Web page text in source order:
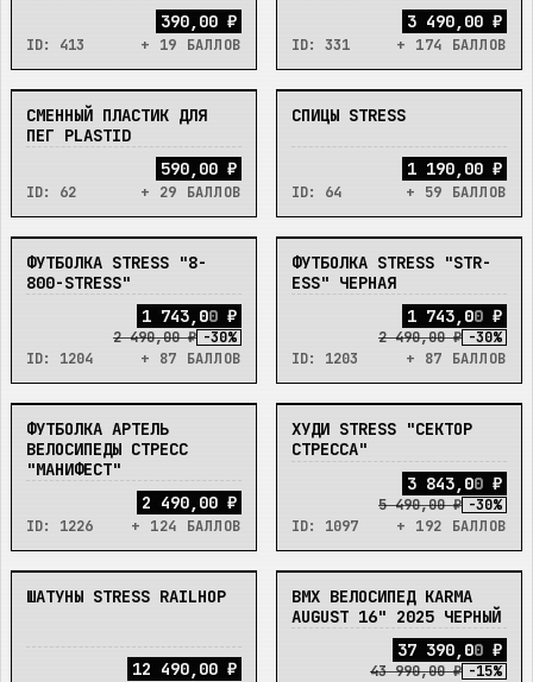
ID: 413
390,00 ₽
+ 19 БАЛЛОВ ID: 331
3 490,00 ₽
+ 174 БАЛЛОВ
В_НАЛИЧИИ
СМЕННЫЙ ПЛАСТИК ДЛЯ
ПЕГ PLASTID
ID: 62
590,00 ₽
+ 29 БАЛЛОВ
В_НАЛИЧИИ
СПИЦЫ STRESS
ID: 64
1 190,00 ₽
+ 59 БАЛЛОВ
В_НАЛИЧИИ
ФУТБОЛКА STRESS "8-
800-STRESS"
ID: 1204
1 743,00 ₽
2 490,00 ₽ -30%
+ 87 БАЛЛОВ
В_НАЛИЧИИ
ФУТБОЛКА STRESS "STR-
ESS" ЧЕРНАЯ
ID: 1203
1 743,00 ₽
2 490,00 ₽ -30%
+ 87 БАЛЛОВ
В_НАЛИЧИИ
ФУТБОЛКА АРТЕЛЬ
ВЕЛОСИПЕДЫ СТРЕСС
"МАНИФЕСТ"
ID: 1226
2 490,00 ₽
+ 124 БАЛЛОВ
В_НАЛИЧИИ
ХУДИ STRESS "СЕКТОР
СТРЕССА"
ID: 1097
3 843,00 ₽
5 490,00 ₽ -30%
+ 192 БАЛЛОВ
В_НАЛИЧИИ
ШАТУНЫ STRESS RAILHOP
12 490,00 ₽
В_НАЛИЧИИ
BMX ВЕЛОСИПЕД KARMA
AUGUST 16" 2025 ЧЕРНЫЙ
37 390,00 ₽
43 990,00 ₽ -15%